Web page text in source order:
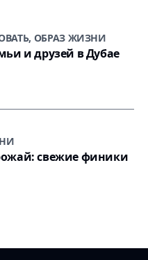
ОБРАЗ ЖИЗНИ
и друзей в Дубае
свежие финики